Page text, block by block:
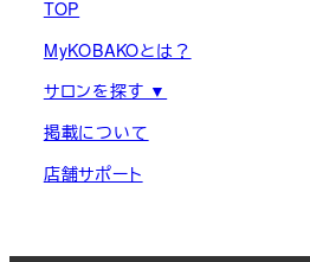
TOP
MyKOBAKOとは？
サロンを探す ▼
掲載について
店舗サポート